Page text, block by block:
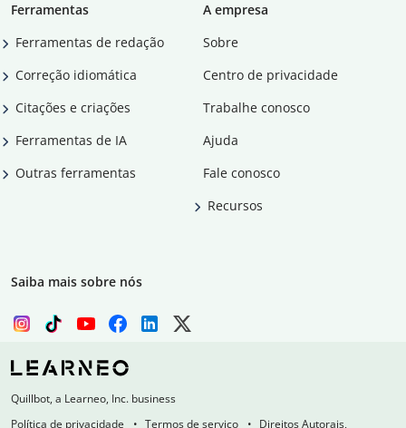
Ferramentas
Ferramentas de redação
Correção idiomática
Citações e criações
Ferramentas de IA
Outras ferramentas
A empresa
Sobre
Centro de privacidade
Trabalhe conosco
Ajuda
Fale conosco
Recursos
Saiba mais sobre nós
Quillbot, a Learneo, Inc. business
Política de privacidade
Termos de serviço Direitos Autorais,